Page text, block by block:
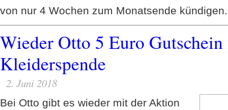
von nur 4 Wochen zum Monatsende kündigen.
Wieder Otto 5 Euro
Kleiderspende
2. Juni 2018
Bei Otto gibt es wieder mit der Aktion